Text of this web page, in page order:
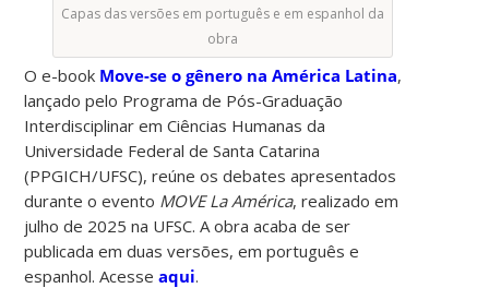
Capas das versões em português e em espanhol da
obra
O e-book Move-se o gênero na América Latina,
lançado pelo Programa de Pós-Graduação
Interdisciplinar em Ciências Humanas da
Universidade Federal de Santa Catarina
(PPGICH/UFSC), reúne os debates apresentados
durante o evento MOVE La América, realizado em
julho de 2025 na UFSC. A obra acaba de ser
publicada em duas versões, em português e
espanhol. Acesseaqui.